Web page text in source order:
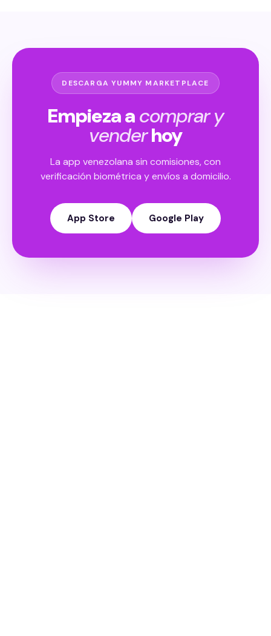
DESCARGA YUMMY MARKETPLACE
Empieza acomprar y
venderhoy
La app venezolana sin comisiones, con
verificación biométrica y envíos a domicilio.
App Store Google Play